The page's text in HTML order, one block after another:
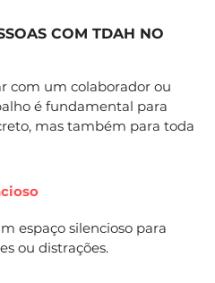
COM TDAH NO
com um colaborador ou
é fundamental para
mas também para toda
espaço silencioso para
ou distrações.